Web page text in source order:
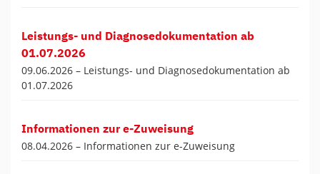
Leistungs- und Diagnosedokumentation ab
01.07.2026
09.06.2026 – Leistungs- und Diagnosedokumentation ab
01.07.2026
Informationen zur e-Zuweisung
08.04.2026 – Informationen zur e-Zuweisung